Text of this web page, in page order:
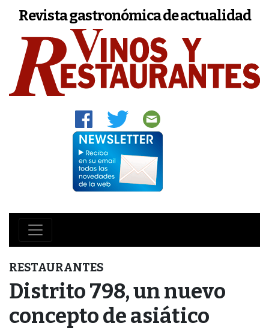
Revista gastronómica de actualidad
RESTAURANTES
Distrito 798, un nuevo
concepto de asiático